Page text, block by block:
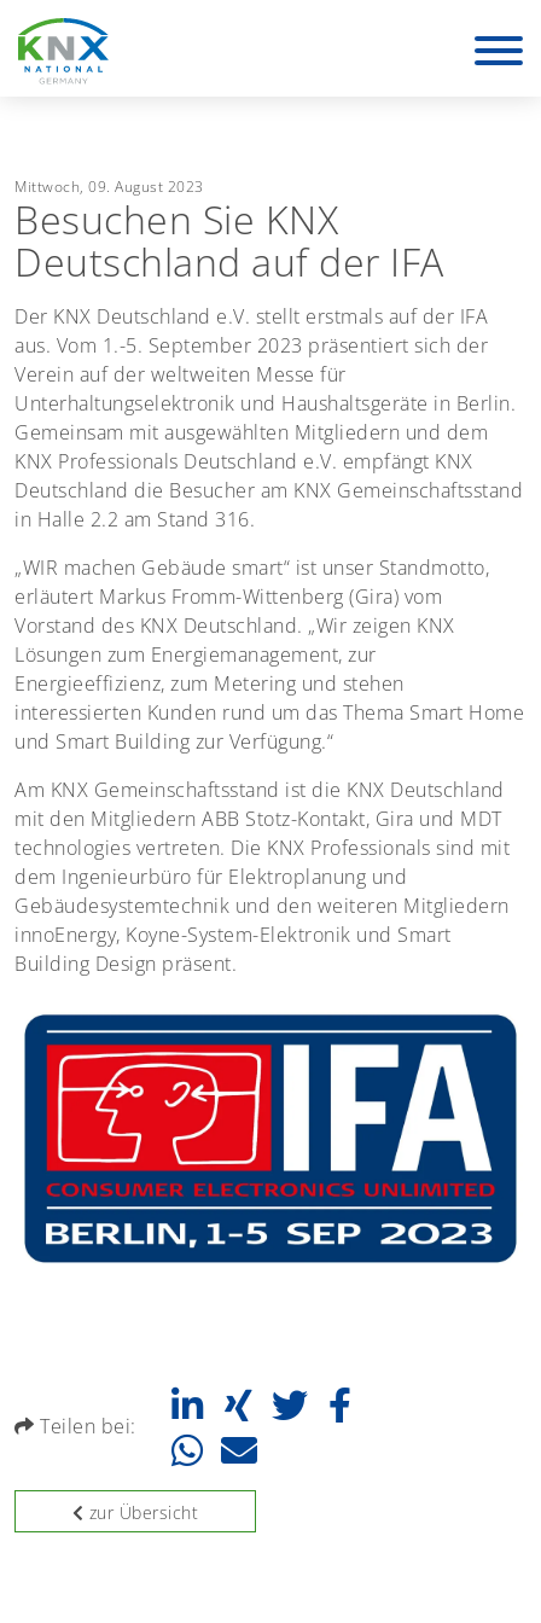
KNX Deutschland
Mittwoch, 09. August 2023
Besuchen Sie KNX
Deutschland auf der IFA
Der KNX Deutschland e.V. stellt erstmals auf der IFA
aus. Vom 1.-5. September 2023 präsentiert sich der
Verein auf der weltweiten Messe für
Unterhaltungselektronik und Haushaltsgeräte in Berlin.
Gemeinsam mit ausgewählten Mitgliedern und dem
KNX Professionals Deutschland e.V. empfängt KNX
Deutschland die Besucher am KNX Gemeinschaftsstand
in Halle 2.2 am Stand 316.
„WIR machen Gebäude smart“ ist unser Standmotto,
erläutert Markus Fromm-Wittenberg (Gira) vom
Vorstand des KNX Deutschland. „Wir zeigen KNX
Lösungen zum Energiemanagement, zur
Energieeffizienz, zum Metering und stehen
interessierten Kunden rund um das Thema Smart Home
und Smart Building zur Verfügung.“
Am KNX Gemeinschaftsstand ist die KNX Deutschland
mit den Mitgliedern ABB Stotz-Kontakt, Gira und MDT
technologies vertreten. Die KNX Professionals sind mit
dem Ingenieurbüro für Elektroplanung und
Gebäudesystemtechnik und den weiteren Mitgliedern
innoEnergy, Koyne-System-Elektronik und Smart
Building Design präsent.
Teilen bei:
zur Übersicht